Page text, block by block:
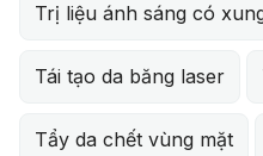
Trị liệu ánh sáng có
Tái tạo da băng laser
Tẩy da chết vùng mặt